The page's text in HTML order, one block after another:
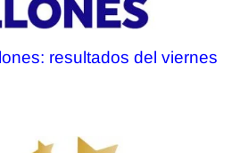
resultados del viernes